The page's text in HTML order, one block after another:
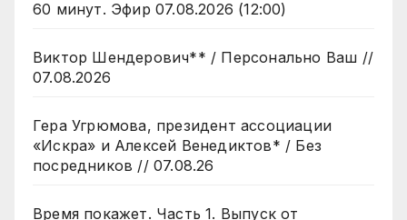
60 минут. Эфир 07.08.2026 (12:00)
Виктор Шендерович** / Персонально Ваш //
07.08.2026
Гера Угрюмова, президент ассоциации
«Искра» и Алексей Венедиктов* / Без
посредников // 07.08.26
Время покажет. Часть 1. Выпуск от